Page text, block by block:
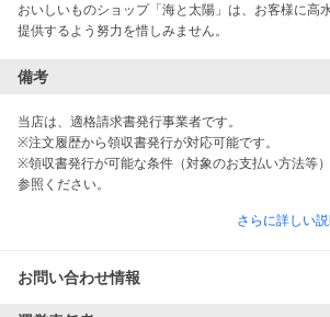
おいしいものショップ「海と太陽」は、お客様に高
提供するよう努力を惜しみません。
備考
当店は、適格請求書発行事業者です。
※注文履歴から領収書発行が対応可能です。
※領収書発行が可能な条件（対象のお支払い方法等
参照ください。
さらに詳しい
お問い合わせ情報